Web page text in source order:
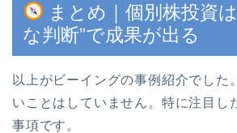
まとめ｜個別株投資
な判断”で成果が出る
以上がビーイングの事例紹介でした
いことはしていません。特に注目し
事項です。